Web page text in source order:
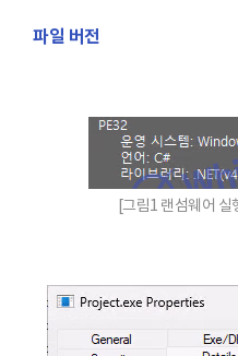
파일 버전
[그림1 랜섬웨어 실